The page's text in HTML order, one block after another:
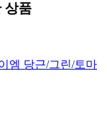
상품
엠 당근/그린/토마